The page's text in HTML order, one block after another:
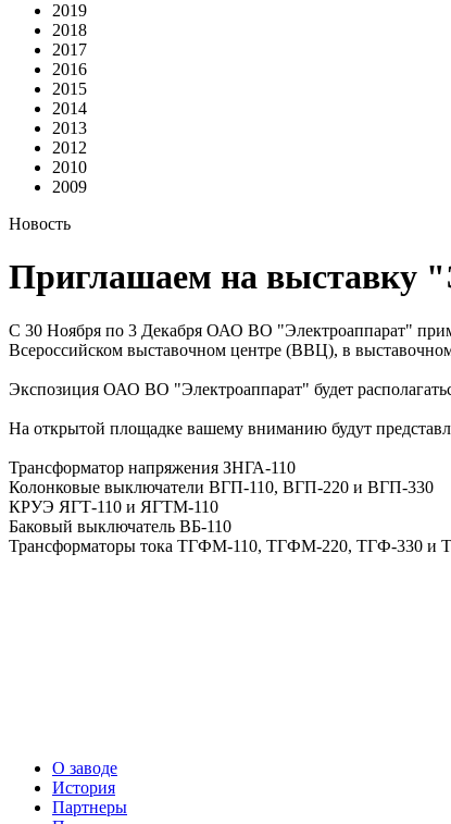
2019
2018
2017
2016
2015
2014
2013
2012
2010
2009
Новость
Приглашаем на выставку
С 30 Ноября по 3 Декабря ОАО ВО "Электроаппарат"
Всероссийском выставочном центре (ВВЦ), в
Экспозиция ОАО ВО "Электроаппарат" будет
На открытой площадке вашему вниманию будут
Трансформатор напряжения ЗНГА-110
Колонковые выключатели ВГП-110, ВГП-220 и ВГП-330
КРУЭ ЯГТ-110 и ЯГТМ-110
Баковый выключатель ВБ-110
Трансформаторы тока ТГФМ-110, ТГФМ-220, ТГФ-330 и
О заводе
История
Партнеры